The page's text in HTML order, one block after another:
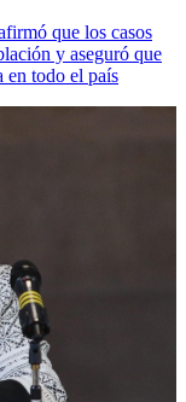
que los casos
y aseguró que
en todo el país